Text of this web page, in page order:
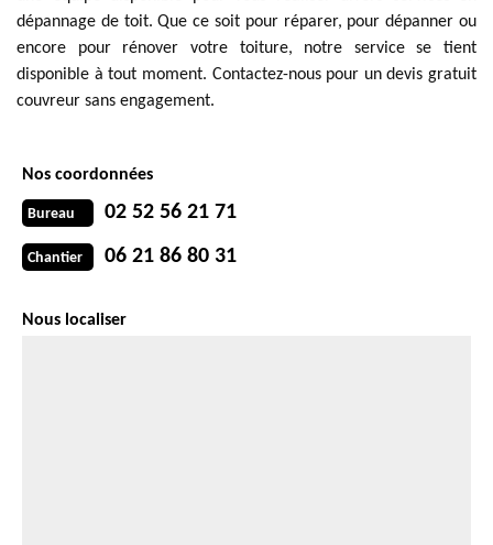
dépannage de toit. Que ce soit pour réparer, pour dépanner ou
encore pour rénover votre toiture, notre service se tient
disponible à tout moment. Contactez-nous pour un devis gratuit
couvreur sans engagement.
Nos coordonnées
Bureau 02 52 56 21 71
Chantier 06 21 86 80 31
Nous localiser